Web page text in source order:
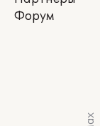
Форум